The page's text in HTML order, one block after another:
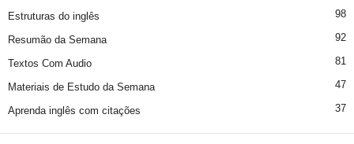
Estruturas do inglês 98
Resumão da Semana 92
Textos Com Audio 81
Materiais de Estudo da Semana 47
Aprenda inglês com citações 37